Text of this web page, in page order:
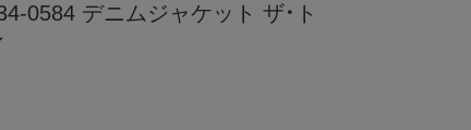
0584 デニムジャケット ザ・ト